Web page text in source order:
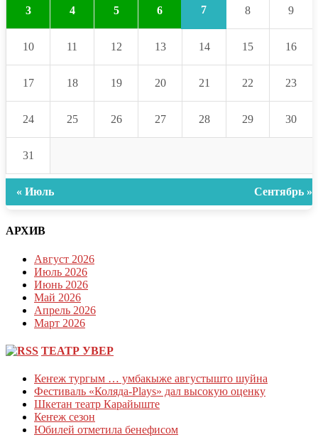
3 4 5 6 7 8 9
10 11 12 13 14 15 16
17 18 19 20 21 22 23
24 25 26 27 28 29 30
31
« Июль Сентябрь »
АРХИВ
Август 2026
Июль 2026
Июнь 2026
Май 2026
Апрель 2026
Март 2026
ТЕАТР УВЕР
Кеҥеж тургым … умбакыже августышто шуйна
Фестиваль «Коляда-Plays» дал высокую оценку
Шкетан театр Карайыште
Кеҥеж сезон
Юбилей отметила бенефисом